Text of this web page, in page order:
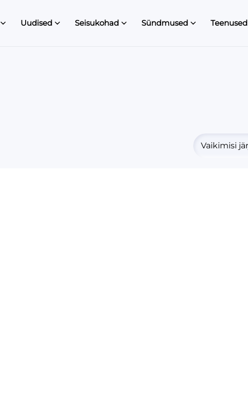
Uudised Seisukohad Sündmused Teenused